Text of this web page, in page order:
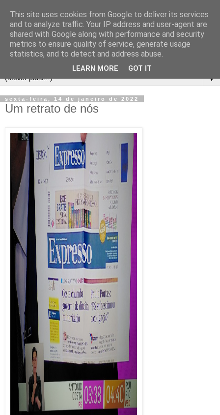
▼
sexta-feira, 14 de janeiro de 2022
Um retrato de nós
This site uses cookies from Google to deliver its services
and to analyze traffic. Your IP address and user-agent are
shared with Google along with performance and security
metrics to ensure quality of service, generate usage
statistics, and to detect and address abuse.
LEARN MORE GOT IT